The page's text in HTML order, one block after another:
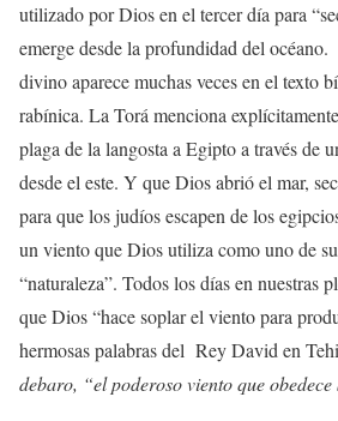
utilizado por Dios en el tercer día para
emerge desde la profundidad del océano.
divino aparece muchas veces en el texto
rabínica. La Torá menciona
plaga de la langosta a Egipto a través de
desde el este. Y que Dios abrió el mar,
para que los judíos escapen de los
un viento que Dios utiliza como uno de
“naturaleza”. Todos los días en nuestras
que Dios “hace soplar el viento para
hermosas palabras del Rey David en
debaro, “el poderoso viento que obedece